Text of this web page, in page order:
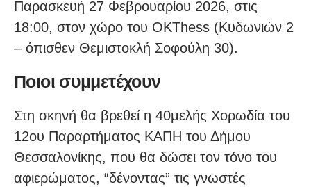
Παρασκευή 27 Φεβρουαρίου 2026, στις
18:00, στον χώρο του OKThess (Κυδωνιών 2
– όπισθεν Θεμιστοκλή Σοφούλη 30).
Ποιοι συμμετέχουν
Στη σκηνή θα βρεθεί η 40μελής Χορωδία του
12ου Παραρτήματος ΚΑΠΗ του Δήμου
Θεσσαλονίκης, που θα δώσει τον τόνο του
αφιερώματος, “δένoντας” τις γνωστές